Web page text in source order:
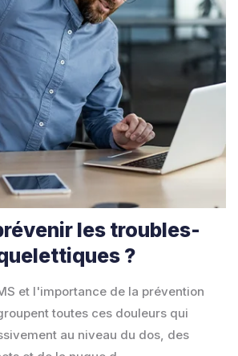
les troubles-
?
et l'importance de la prévention
toutes ces douleurs qui
au niveau du dos, des